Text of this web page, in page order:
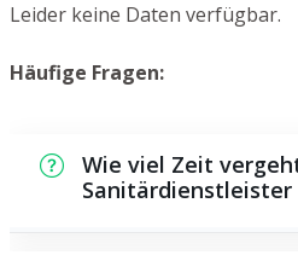
Leider keine Daten verfügbar.
Häufige Fragen:
Wie viel Zeit